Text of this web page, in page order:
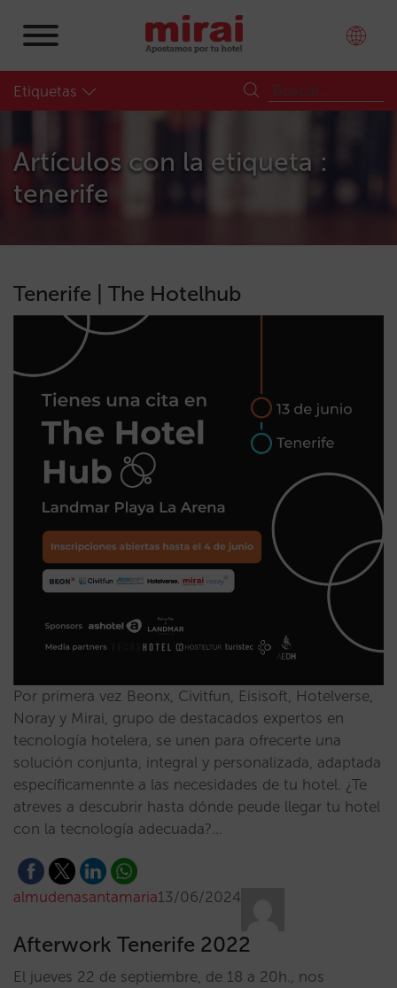
Etiquetas
Artículos con la etiqueta :
tenerife
Tenerife | The Hotelhub
Por primera vez Beonx, Civitfun, Eisisoft, Hotelverse,
Noray y Mirai, grupo de destacados expertos en
tecnología hotelera, se unen para ofrecerte una
solución conjunta, integral y personalizada, adaptada
específicamennte a las necesidades de tu hotel. ¿Te
atreves a descubrir hasta dónde peude llegar tu hotel
con la tecnología adecuada?…
almudenasantamaria13/06/2024
Afterwork Tenerife 2022
El jueves 22 de septiembre, de 18 a 20h., nos